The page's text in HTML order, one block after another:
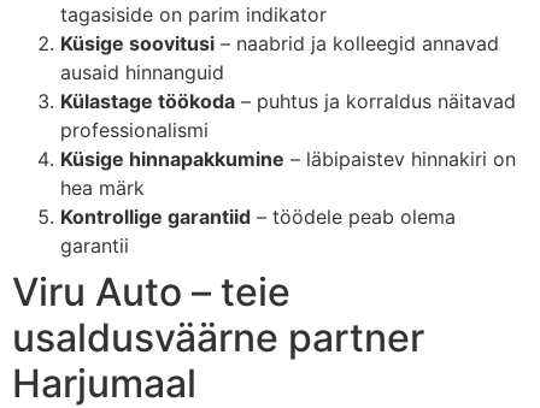
tagasiside on parim indikator
Küsige soovitusi – naabrid ja kolleegid annavad
ausaid hinnanguid
Külastage töökoda – puhtus ja korraldus näitavad
professionalismi
Küsige hinnapakkumine – läbipaistev hinnakiri on
hea märk
Kontrollige garantiid – töödele peab olema
garantii
Viru Auto – teie
usaldusväärne partner
Harjumaal